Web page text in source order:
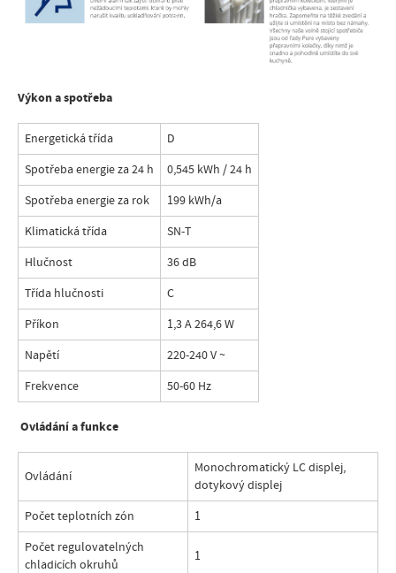
Výkon a spotřeba
Energetická třída D
Spotřeba energie za 24 h 0,545 kWh / 24 h
Spotřeba energie za rok 199 kWh/a
Klimatická třída SN-T
Hlučnost 36 dB
Třída hlučnosti C
Příkon 1,3 A 264,6 W
Napětí 220-240 V ~
Frekvence 50-60 Hz
Ovládání a funkce
Ovládání
Monochromatický LC displej,
dotykový displej
Počet teplotních zón 1
Počet regulovatelných
chladicích okruhů
1